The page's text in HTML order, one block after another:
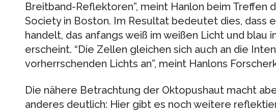
Breitband-Reflektoren”, meint Hanlon beim Treffen
Society in Boston. Im Resultat bedeutet dies, dass
handelt, das anfangs weiß im weißen Licht und blau
erscheint. “Die Zellen gleichen sich auch an die
vorherrschenden Lichts an”, meint Hanlons
Die nähere Betrachtung der Oktopushaut macht
anderes deutlich: Hier gibt es noch weitere